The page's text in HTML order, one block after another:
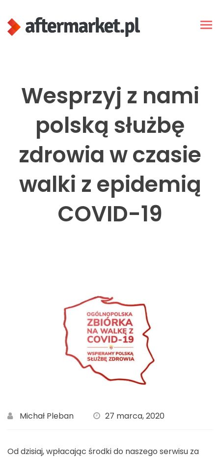
Wesprzyj z nami
polską służbę
zdrowia w czasie
walki z epidemią
COVID-19
Michał Pleban 27 marca, 2020
Od dzisiaj, wpłacając środki do naszego serwisu za